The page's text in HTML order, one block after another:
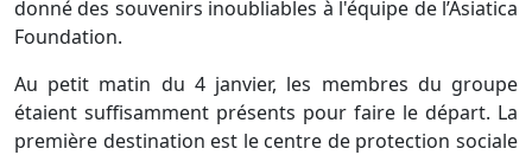
donné des souvenirs inoubliables à l'équipe de l’Asiatica
Foundation.
Au petit matin du 4 janvier, les membres du groupe
étaient suffisamment présents pour faire le départ. La
première destination est le centre de protection sociale